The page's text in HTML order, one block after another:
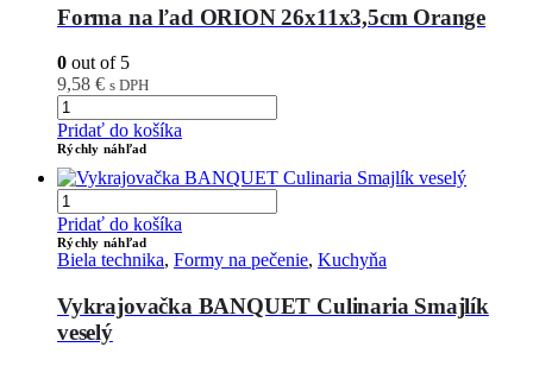
Forma na ľad ORION 26x11x3,5cm Orange
0 out of 5
9,58 € s DPH
Pridať do košíka
Rýchly náhľad
Pridať do košíka
Rýchly náhľad
Biela technika, Formy na pečenie, Kuchyňa
Vykrajovačka BANQUET Culinaria Smajlík
veselý